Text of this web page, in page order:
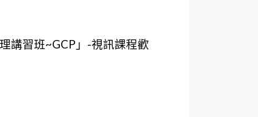
講習班~GCP」-視訊課程歡